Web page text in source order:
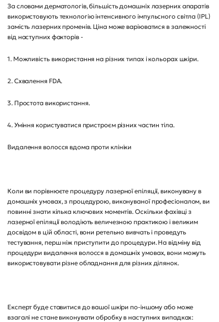
За словами дерматологів, більшість домашніх лазерних апаратів
використовують технологію інтенсивного імпульсного світла (IPL)
замість лазерних променів. Ціна може варіюватися в залежності
від наступних факторів -
1. Можливість використання на різних типах і кольорах шкіри.
2. Схвалення FDA.
3. Простота використання.
4. Уміння користуватися пристроєм різних частин тіла.
Видалення волосся вдома проти клініки
Коли ви порівнюєте процедуру лазерної епіляції, виконувану в
домашніх умовах, з процедурою, виконуваної професіоналом, ви
повинні знати кілька ключових моментів. Оскільки фахівці з
лазерної епіляції володіють величезною практикою і великим
досвідом в цій області, вони ретельно вивчать і проведуть
тестування, перш ніж приступити до процедури. На відміну від
процедури видалення волосся в домашніх умовах, вони можуть
використовувати різне обладнання для різних ділянок.
Експерт буде ставитися до вашої шкіри по-іншому або може
взагалі не стане виконувати обробку в наступних випадках: